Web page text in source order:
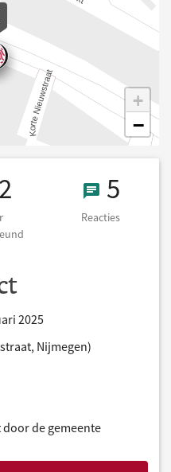
+
−
2 Keer
2 5 5
Reacties
2025
Nijmegen)
de gemeente